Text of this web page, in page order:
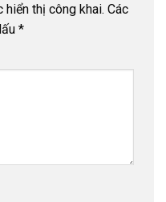
thị công khai. Các
*